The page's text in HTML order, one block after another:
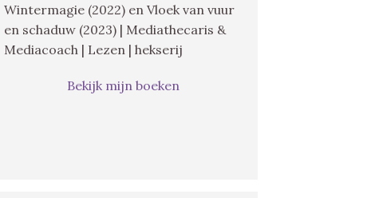
Wintermagie (2022) en Vloek van vuur
en schaduw (2023) | Mediathecaris &
Mediacoach | Lezen | hekserij
Bekijk mijn boeken